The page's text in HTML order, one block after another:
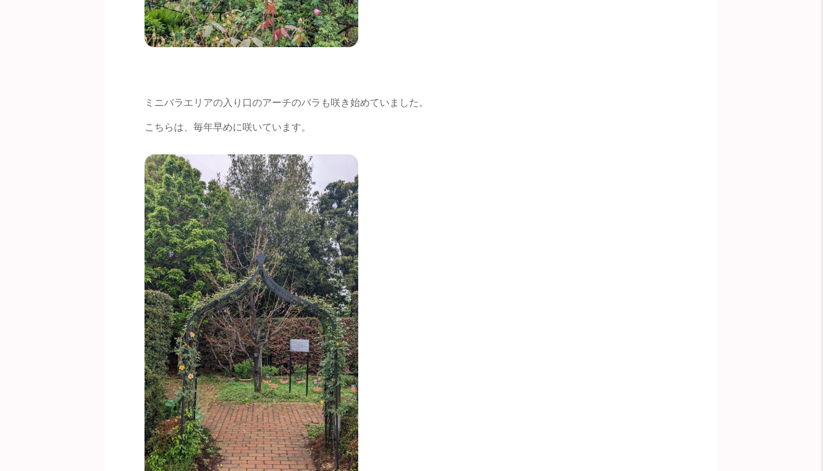
ミニバラエリアの入り口のアーチのバラも咲き始めていました。
こちらは、毎年早めに咲いています。